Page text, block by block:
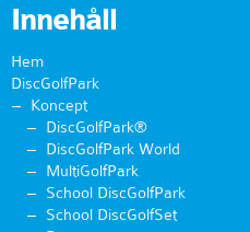
Innehåll
Hem
DiscGolfPark
Koncept
DiscGolfPark®
DiscGolfPark World
MultiGolfPark
School DiscGolfPark
School DiscGolfSet